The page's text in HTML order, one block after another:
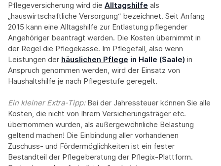
Pflegeversicherung wird die Alltagshilfe als
„hauswirtschaftliche Versorgung“ bezeichnet. Seit Anfang
2015 kann eine Alltagshilfe zur Entlastung pflegender
Angehöriger beantragt werden. Die Kosten übernimmt in
der Regel die Pflegekasse. Im Pflegefall, also wenn
Leistungen der häuslichen Pflege in Halle (Saale) in
Anspruch genommen werden, wird der Einsatz von
Haushaltshilfe je nach Pflegestufe geregelt.
Ein kleiner Extra-Tipp:‍ Bei der Jahressteuer können Sie alle
Kosten, die nicht von Ihrem Versicherungsträger etc.
übernommen wurden, als außergewöhnliche Belastung
geltend machen! Die Einbindung aller vorhandenen
Zuschuss- und Fördermöglichkeiten ist ein fester
Bestandteil der Pflegeberatung der Pflegix-Plattform.